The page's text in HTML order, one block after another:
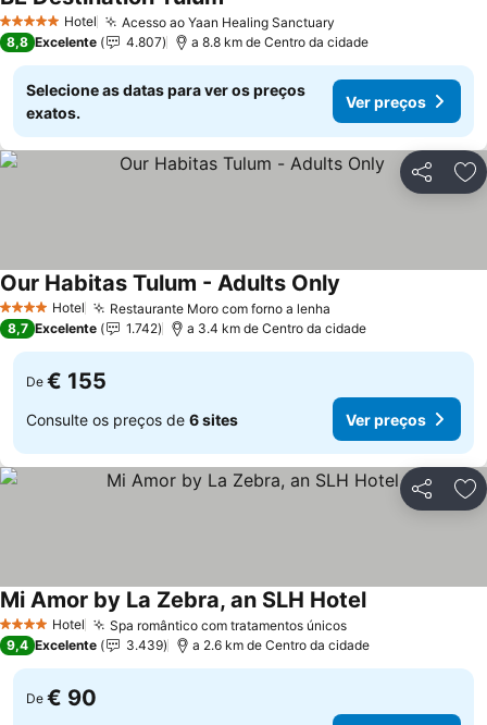
5 Estrelas Hotel Acesso ao Yaan Healing Sanctuary
8,8 Excelente 4.807 a 8.8 km de Centro da cidade
Selecione as datas para ver os preços
exatos.
Ver preços
Partilhar
4 EstrelasHotel Restaurante Moro com forno a lenha
Our Habitas Tulum - Adults Only
8,7 Excelente 1.742 a 3.4 km de Centro da cidade
De € 155
Consulte os preços de 6 sites Ver preços
Partilhar
4 EstrelasHotel Spa romântico com tratamentos únicosVer preços
Mi Amor by La Zebra, an SLH HotelVer preços
9,4 Excelente 3.439 a 2.6 km de Centro da cidade
De € 90